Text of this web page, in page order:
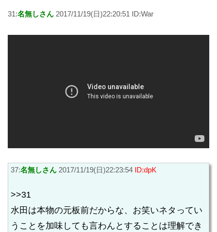
31:名無しさん 2017/11/19(日)22:20:51 ID:War
37:名無しさん 2017/11/19(日)22:23:54 ID:dpK
>>31
水田は本物の元板前だからな、お笑いネタってい
うことを加味しても言わんとすることは理解でき